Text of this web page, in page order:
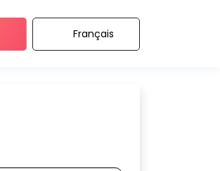
Français